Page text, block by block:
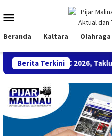
ke
Mobile
Beranda Kaltara Olahraga
Berita Terkini
BMC 2026, Taklukkan